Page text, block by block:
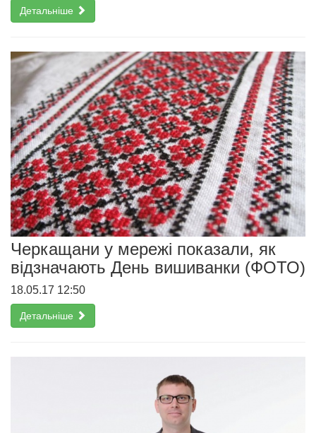
Детальніше
Черкащани у мережі показали, як
відзначають День вишиванки (ФОТО)
18.05.17 12:50
Детальніше